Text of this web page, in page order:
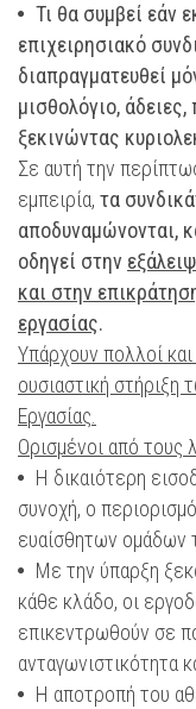
Τι θα συμβεί εάν
επιχειρησιακό
διαπραγματευθεί
μισθολόγιο,
ξεκινώντας
Σε αυτή την
εμπειρία, τα
αποδυναμώνονται,
οδηγεί στην
και στην
εργασίας.
Υπάρχουν πολλοί
ουσιαστική
Εργασίας.
Ορισμένοι από τους
Η δικαιότερη
συνοχή, ο
ευαίσθητων ομάδων
Με την ύπαρξη
κάθε κλάδο, οι
επικεντρωθούν σε
ανταγωνιστικότητα
Η αποτροπή του